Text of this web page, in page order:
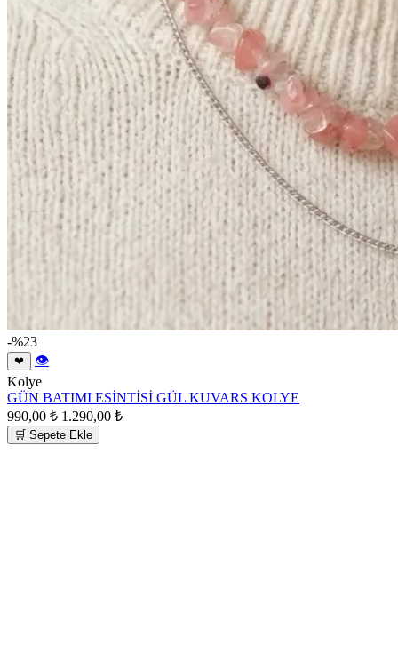
-%23
❤
👁
Kolye
GÜN BATIMI ESİNTİSİ GÜL KUVARS KOLYE
990,00 ₺ 1.290,00 ₺
🛒 Sepete Ekle